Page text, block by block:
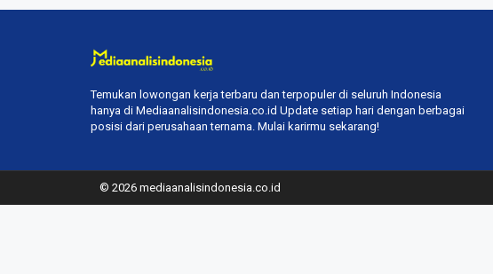
Temukan lowongan kerja terbaru dan terpopuler di seluruh Indonesia
hanya di Mediaanalisindonesia.co.id Update setiap hari dengan berbagai
posisi dari perusahaan ternama. Mulai karirmu sekarang!
© 2026 mediaanalisindonesia.co.id